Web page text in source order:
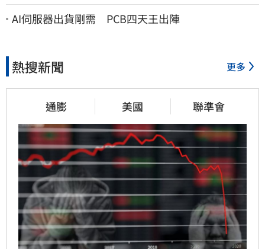
「遺囑進度」曝光
AI伺服器出貨剛需 PCB四天王出陣
熱搜新聞 更多
通膨 美國 聯準會